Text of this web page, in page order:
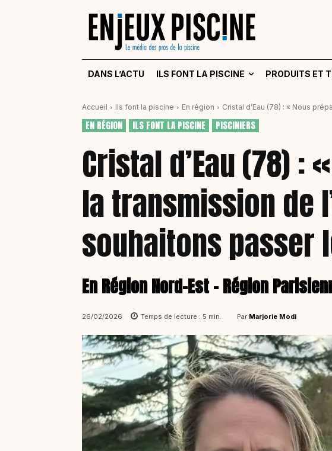
DANS L’ACTU ILS FONT LA PISCINE PRODUITS ET
Accueil Ils font la piscine En région Cristal d’Eau (78) : « Nous
EN RÉGION ILS FONT LA PISCINE PISCINIERS
Cristal d’Eau (78) :
la transmission de
souhaitons passer
En Région Nord-Est - Région
26/02/2026 Temps de lecture : 5 min. Par Marjorie Modi